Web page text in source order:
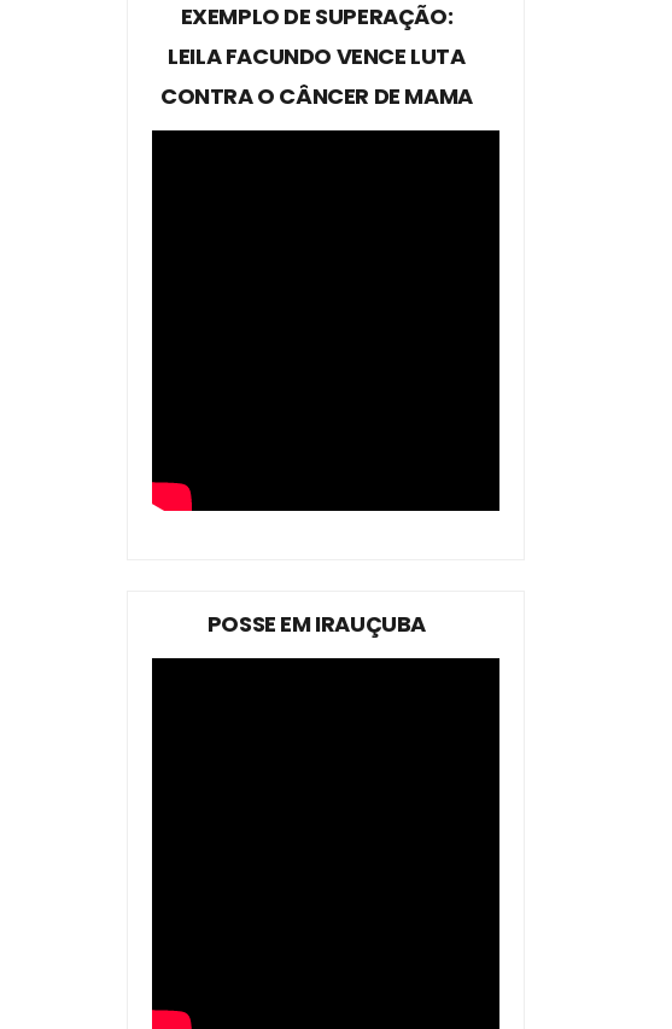
EXEMPLO DE SUPERAÇÃO:
LEILA FACUNDO VENCE LUTA
CONTRA O CÂNCER DE MAMA
POSSE EM IRAUÇUBA